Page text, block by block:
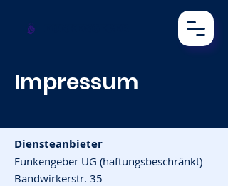
Impressum
Diensteanbieter
Funkengeber UG (haftungsbeschränkt)
Bandwirkerstr. 35